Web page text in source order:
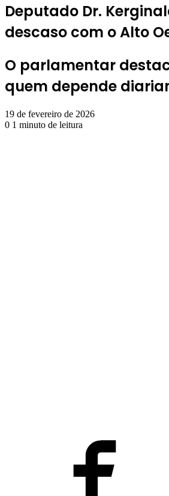
Deputado Dr.
descaso com o Alto
O parlamentar
quem depende
19 de fevereiro de 2026
0 1 minuto de leitura